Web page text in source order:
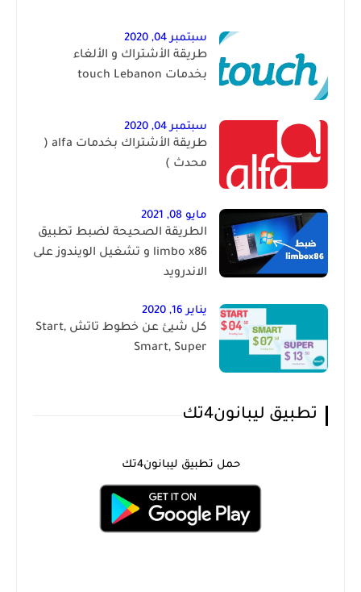
سبتمبر 04, 2020
طريقة الأشتراك و الألغاء
بخدمات touch Lebanon
سبتمبر 04, 2020
طريقة الأشتراك بخدمات alfa (
محدث )
مايو 08, 2021
الطريقة الصحيحة لضبط تطبيق
limbo x86 و تشغيل الويندوز على
الاندرويد
يناير 16, 2020
كل شيئ عن خطوط تاتش Start,
Smart, Super
تطبيق ليبانون4تك
حمل تطبيق ليبانون4تك